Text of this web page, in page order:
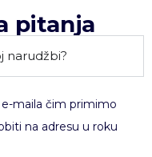
pitanja
narudžbi?
maila čim primimo
na adresu u roku